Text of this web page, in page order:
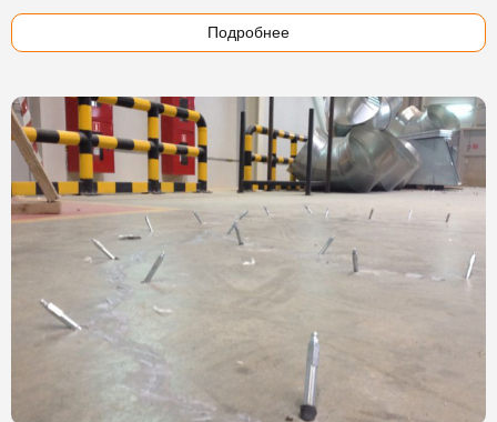
Подробнее